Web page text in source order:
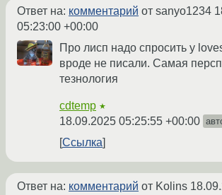
Ответ на: комментарий от sanyo1234
05:23:00 +00:00
Про лисп надо спросить у
вроде не писали. Самая
тезнология
cdtemp ★
18.09.2025 05:25:55 +00:00
Ссылка
Ответ на: комментарий от Kolins